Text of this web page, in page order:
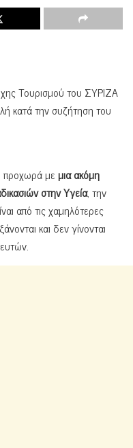
Τουρισμού του ΣΥΡΙΖΑ
κατά την συζήτηση του
προχωρά με μια ακόμη
στην Υγεία, την
από τις χαμηλότερες
και δεν γίνονται